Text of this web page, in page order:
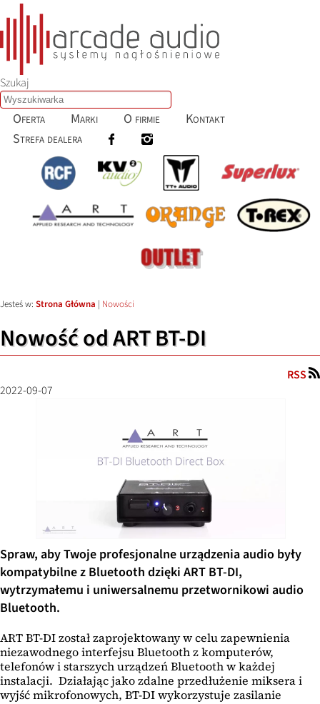
Szukaj
Oferta Marki O firmie
Kontakt
Strefa dealera
Jesteś w: Strona Główna | Nowości
Nowość od ART BT-DI
RSS
2022-09-07
Spraw, aby Twoje profesjonalne urządzenia audio były
kompatybilne z Bluetooth dzięki ART BT-DI,
wytrzymałemu i uniwersalnemu przetwornikowi audio
Bluetooth.
ART BT-DI został zaprojektowany w celu zapewnienia
niezawodnego interfejsu Bluetooth z komputerów,
telefonów i starszych urządzeń Bluetooth w każdej
instalacji. Działając jako zdalne przedłużenie miksera i
wyjść mikrofonowych, BT-DI wykorzystuje zasilanie